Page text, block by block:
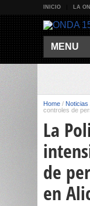
INICIO LA
MENU
Home / Noticias
controles de
La
de
en